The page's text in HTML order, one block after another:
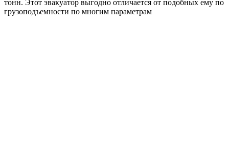
тонн. Этот эвакуатор выгодно отличается от подобных ему по
грузоподъемности по многим параметрам